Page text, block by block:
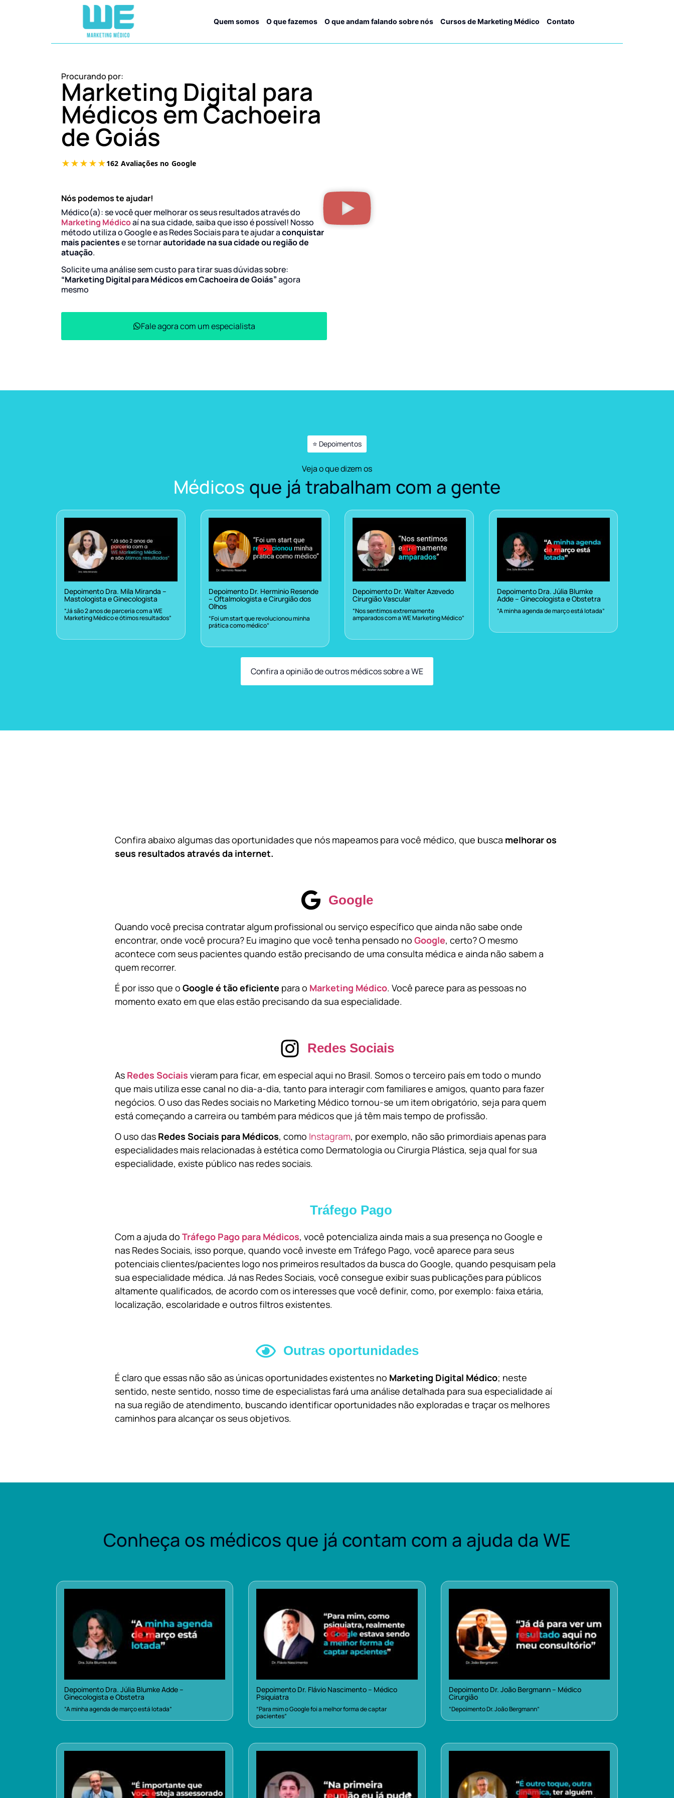
Quem somos O que fazemos O que andam falando sobre nós Cursos de Marketing Médico Contato
Procurando por:
Marketing Digital para
Médicos em Cachoeira
de Goiás
Nós podemos te ajudar!
Médico(a): se você quer melhorar os seus resultados através do
Marketing Médicoaí na sua cidade, saiba que isso é possível! Nosso
método utiliza o Google e as Redes Sociais para te ajudar aconquistar
mais pacientese se tornarautoridade na sua cidade ou região de
atuação.
Solicite uma análise sem custo para tirar suas dúvidas sobre:
“Marketing Digital para Médicos em Cachoeira de Goiás”agora
mesmo
Fale agora com um especialista
⭐ Depoimentos
Veja o que dizem os
Médicos que já trabalham com a gente
Depoimento Dra. Mila Miranda –
Mastologista e Ginecologista
“Já são 2 anos de parceria com a WE
Marketing Médico e ótimos resultados”
Depoimento Dr. Herminio Resende
– Oftalmologista e Cirurgião dos
Olhos
“Foi um start que revolucionou minha
prática como médico”
Depoimento Dr. Walter Azevedo
Cirurgião Vascular
“Nos sentimos extremamente
amparados com a WE Marketing Médico”
Depoimento Dra. Júlia Blumke
Adde – Ginecologista e Obstetra
“A minha agenda de março está lotada”
Confira a opinião de outros médicos sobre a WE
Confira abaixo algumas das oportunidades que nós mapeamos para você médico, que busca melhorar os
seus resultados através da internet.
Google
Quando você precisa contratar algum profissional ou serviço específico que ainda não sabe onde
encontrar, onde você procura? Eu imagino que você tenha pensado no Google, certo? O mesmo
acontece com seus pacientes quando estão precisando de uma consulta médica e ainda não sabem a
quem recorrer.
É por isso que o Google é tão eficiente para o Marketing Médico. Você parece para as pessoas no
momento exato em que elas estão precisando da sua especialidade.
Redes Sociais
As Redes Sociais vieram para ficar, em especial aqui no Brasil. Somos o terceiro país em todo o mundo
que mais utiliza esse canal no dia-a-dia, tanto para interagir com familiares e amigos, quanto para fazer
negócios. O uso das Redes sociais no Marketing Médico tornou-se um item obrigatório, seja para quem
está começando a carreira ou também para médicos que já têm mais tempo de profissão.
O uso das Redes Sociais para Médicos, como Instagram, por exemplo, não são primordiais apenas para
especialidades mais relacionadas à estética como Dermatologia ou Cirurgia Plástica, seja qual for sua
especialidade, existe público nas redes sociais.
Tráfego Pago
Com a ajuda do Tráfego Pago para Médicos, você potencializa ainda mais a sua presença no Google e
nas Redes Sociais, isso porque, quando você investe em Tráfego Pago, você aparece para seus
potenciais clientes/pacientes logo nos primeiros resultados da busca do Google, quando pesquisam pela
sua especialidade médica. Já nas Redes Sociais, você consegue exibir suas publicações para públicos
altamente qualificados, de acordo com os interesses que você definir, como, por exemplo: faixa etária,
localização, escolaridade e outros filtros existentes.
Outras oportunidades
É claro que essas não são as únicas oportunidades existentes no Marketing Digital Médico; neste
sentido, neste sentido, nosso time de especialistas fará uma análise detalhada para sua especialidade aí
na sua região de atendimento, buscando identificar oportunidades não exploradas e traçar os melhores
caminhos para alcançar os seus objetivos.
Conheça os médicos que já contam com a ajuda da WE
Depoimento Dra. Júlia Blumke Adde –
Ginecologista e Obstetra
“A minha agenda de março está lotada”
Depoimento Dr. Flávio Nascimento – Médico
Psiquiatra
“Para mim o Google foi a melhor forma de captar
pacientes”
Depoimento Dr. João Bergmann – Médico
Cirurgião
“Depoimento Dr. João Bergmann”